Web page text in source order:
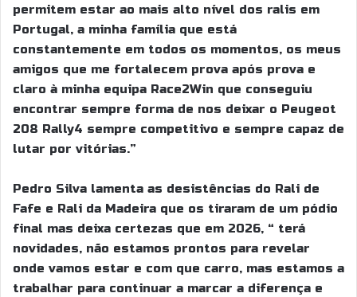
permitem estar ao mais alto nível dos ralis em
Portugal, a minha família que está
constantemente em todos os momentos, os meus
amigos que me fortalecem prova após prova e
claro à minha equipa Race2Win que conseguiu
encontrar sempre forma de nos deixar o Peugeot
208 Rally4 sempre competitivo e sempre capaz de
lutar por vitórias.”
Pedro Silva lamenta as desistências do Rali de
Fafe e Rali da Madeira que os tiraram de um pódio
final mas deixa certezas que em 2026, “ terá
novidades, não estamos prontos para revelar
onde vamos estar e com que carro, mas estamos a
trabalhar para continuar a marcar a diferença e